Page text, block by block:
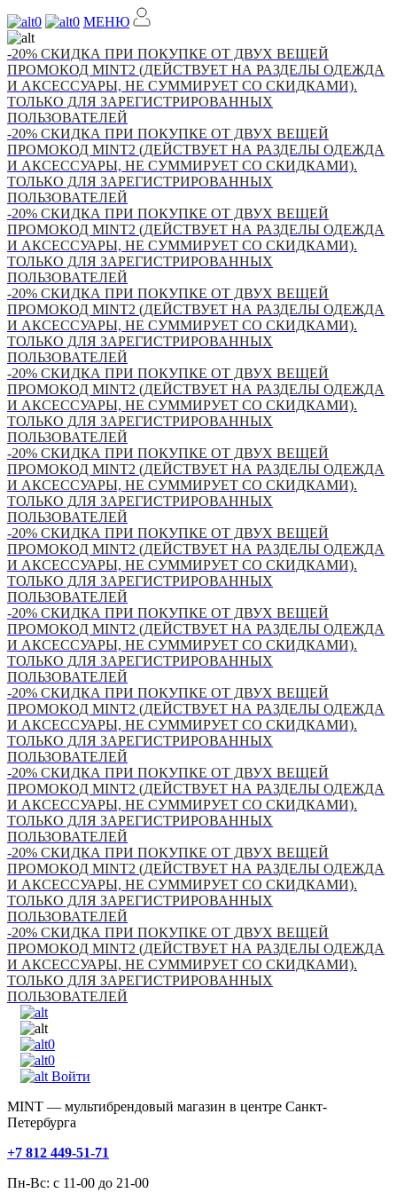
0 0 МЕНЮ
-20% СКИДКА ПРИ ПОКУПКЕ ОТ ДВУХ ВЕЩЕЙ
ПРОМОКОД MINT2 (ДЕЙСТВУЕТ НА РАЗДЕЛЫ ОДЕЖДА
И АКСЕССУАРЫ, НЕ СУММИРУЕТ СО СКИДКАМИ).
ТОЛЬКО ДЛЯ ЗАРЕГИСТРИРОВАННЫХ
ПОЛЬЗОВАТЕЛЕЙ
-20% СКИДКА ПРИ ПОКУПКЕ ОТ ДВУХ ВЕЩЕЙ
ПРОМОКОД MINT2 (ДЕЙСТВУЕТ НА РАЗДЕЛЫ ОДЕЖДА
И АКСЕССУАРЫ, НЕ СУММИРУЕТ СО СКИДКАМИ).
ТОЛЬКО ДЛЯ ЗАРЕГИСТРИРОВАННЫХ
ПОЛЬЗОВАТЕЛЕЙ
-20% СКИДКА ПРИ ПОКУПКЕ ОТ ДВУХ ВЕЩЕЙ
ПРОМОКОД MINT2 (ДЕЙСТВУЕТ НА РАЗДЕЛЫ ОДЕЖДА
И АКСЕССУАРЫ, НЕ СУММИРУЕТ СО СКИДКАМИ).
ТОЛЬКО ДЛЯ ЗАРЕГИСТРИРОВАННЫХ
ПОЛЬЗОВАТЕЛЕЙ
-20% СКИДКА ПРИ ПОКУПКЕ ОТ ДВУХ ВЕЩЕЙ
ПРОМОКОД MINT2 (ДЕЙСТВУЕТ НА РАЗДЕЛЫ ОДЕЖДА
И АКСЕССУАРЫ, НЕ СУММИРУЕТ СО СКИДКАМИ).
ТОЛЬКО ДЛЯ ЗАРЕГИСТРИРОВАННЫХ
ПОЛЬЗОВАТЕЛЕЙ
-20% СКИДКА ПРИ ПОКУПКЕ ОТ ДВУХ ВЕЩЕЙ
ПРОМОКОД MINT2 (ДЕЙСТВУЕТ НА РАЗДЕЛЫ ОДЕЖДА
И АКСЕССУАРЫ, НЕ СУММИРУЕТ СО СКИДКАМИ).
ТОЛЬКО ДЛЯ ЗАРЕГИСТРИРОВАННЫХ
ПОЛЬЗОВАТЕЛЕЙ
-20% СКИДКА ПРИ ПОКУПКЕ ОТ ДВУХ ВЕЩЕЙ
ПРОМОКОД MINT2 (ДЕЙСТВУЕТ НА РАЗДЕЛЫ ОДЕЖДА
И АКСЕССУАРЫ, НЕ СУММИРУЕТ СО СКИДКАМИ).
ТОЛЬКО ДЛЯ ЗАРЕГИСТРИРОВАННЫХ
ПОЛЬЗОВАТЕЛЕЙ
-20% СКИДКА ПРИ ПОКУПКЕ ОТ ДВУХ ВЕЩЕЙ
ПРОМОКОД MINT2 (ДЕЙСТВУЕТ НА РАЗДЕЛЫ ОДЕЖДА
И АКСЕССУАРЫ, НЕ СУММИРУЕТ СО СКИДКАМИ).
ТОЛЬКО ДЛЯ ЗАРЕГИСТРИРОВАННЫХ
ПОЛЬЗОВАТЕЛЕЙ
-20% СКИДКА ПРИ ПОКУПКЕ ОТ ДВУХ ВЕЩЕЙ
ПРОМОКОД MINT2 (ДЕЙСТВУЕТ НА РАЗДЕЛЫ ОДЕЖДА
И АКСЕССУАРЫ, НЕ СУММИРУЕТ СО СКИДКАМИ).
ТОЛЬКО ДЛЯ ЗАРЕГИСТРИРОВАННЫХ
ПОЛЬЗОВАТЕЛЕЙ
-20% СКИДКА ПРИ ПОКУПКЕ ОТ ДВУХ ВЕЩЕЙ
ПРОМОКОД MINT2 (ДЕЙСТВУЕТ НА РАЗДЕЛЫ ОДЕЖДА
И АКСЕССУАРЫ, НЕ СУММИРУЕТ СО СКИДКАМИ).
ТОЛЬКО ДЛЯ ЗАРЕГИСТРИРОВАННЫХ
ПОЛЬЗОВАТЕЛЕЙ
-20% СКИДКА ПРИ ПОКУПКЕ ОТ ДВУХ ВЕЩЕЙ
ПРОМОКОД MINT2 (ДЕЙСТВУЕТ НА РАЗДЕЛЫ ОДЕЖДА
И АКСЕССУАРЫ, НЕ СУММИРУЕТ СО СКИДКАМИ).
ТОЛЬКО ДЛЯ ЗАРЕГИСТРИРОВАННЫХ
ПОЛЬЗОВАТЕЛЕЙ
-20% СКИДКА ПРИ ПОКУПКЕ ОТ ДВУХ ВЕЩЕЙ
ПРОМОКОД MINT2 (ДЕЙСТВУЕТ НА РАЗДЕЛЫ ОДЕЖДА
И АКСЕССУАРЫ, НЕ СУММИРУЕТ СО СКИДКАМИ).
ТОЛЬКО ДЛЯ ЗАРЕГИСТРИРОВАННЫХ
ПОЛЬЗОВАТЕЛЕЙ
-20% СКИДКА ПРИ ПОКУПКЕ ОТ ДВУХ ВЕЩЕЙ
ПРОМОКОД MINT2 (ДЕЙСТВУЕТ НА РАЗДЕЛЫ ОДЕЖДА
И АКСЕССУАРЫ, НЕ СУММИРУЕТ СО СКИДКАМИ).
ТОЛЬКО ДЛЯ ЗАРЕГИСТРИРОВАННЫХ
ПОЛЬЗОВАТЕЛЕЙ
0
0
Войти
MINT — мультибрендовый магазин в центре Санкт-
Петербурга
+7 812 449-51-71
Пн-Вс: с 11-00 до 21-00